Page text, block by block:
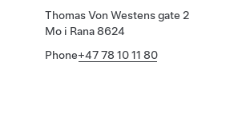
Thomas Von Westens gate 2
Mo i Rana 8624
Phone+47 78 10 11 80